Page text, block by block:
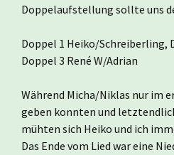
Doppelaufstellung sollte uns
Doppel 1 Heiko/Schreiberling,
Doppel 3 René W/Adrian
Während Micha/Niklas nur im
geben konnten und
mühten sich Heiko und ich
Das Ende vom Lied war eine